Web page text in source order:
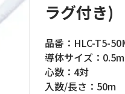
ラグ付き)
品番：HLC-T5-
導体サイズ：
心数：4対
入数/長さ：50m